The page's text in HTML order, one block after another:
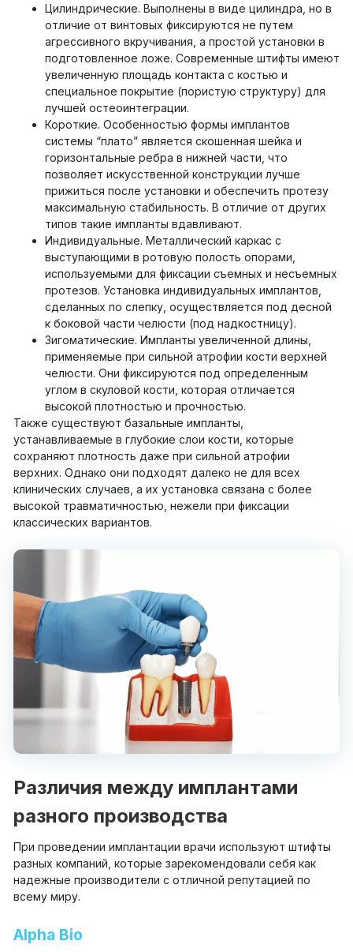
Цилиндрические. Выполнены в виде цилиндра, но в
отличие от винтовых фиксируются не путем
агрессивного вкручивания, а простой установки в
подготовленное ложе. Современные штифты имеют
увеличенную площадь контакта с костью и
специальное покрытие (пористую структуру) для
лучшей остеоинтеграции.
Короткие. Особенностью формы имплантов
системы “плато” является скошенная шейка и
горизонтальные ребра в нижней части, что
позволяет искусственной конструкции лучше
прижиться после установки и обеспечить протезу
максимальную стабильность. В отличие от других
типов такие импланты вдавливают.
Индивидуальные. Металлический каркас с
выступающими в ротовую полость опорами,
используемыми для фиксации съемных и несъемных
протезов. Установка индивидуальных имплантов,
сделанных по слепку, осуществляется под десной
к боковой части челюсти (под надкостницу).
Зигоматические. Импланты увеличенной длины,
применяемые при сильной атрофии кости верхней
челюсти. Они фиксируются под определенным
углом в скуловой кости, которая отличается
высокой плотностью и прочностью.
Также существуют базальные импланты,
устанавливаемые в глубокие слои кости, которые
сохраняют плотность даже при сильной атрофии
верхних. Однако они подходят далеко не для всех
клинических случаев, а их установка связана с более
высокой травматичностью, нежели при фиксации
классических вариантов.
Различия между имплантами
разного производства
При проведении имплантации врачи используют штифты
разных компаний, которые зарекомендовали себя как
надежные производители с отличной репутацией по
всему миру.
Alpha Bio